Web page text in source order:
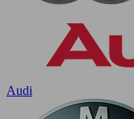
Audi